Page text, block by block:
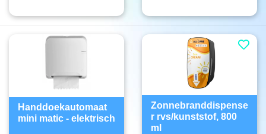
Handdoekautomaat
mini matic - elektrisch
Zonnebranddispense
r rvs/kunststof, 800
ml